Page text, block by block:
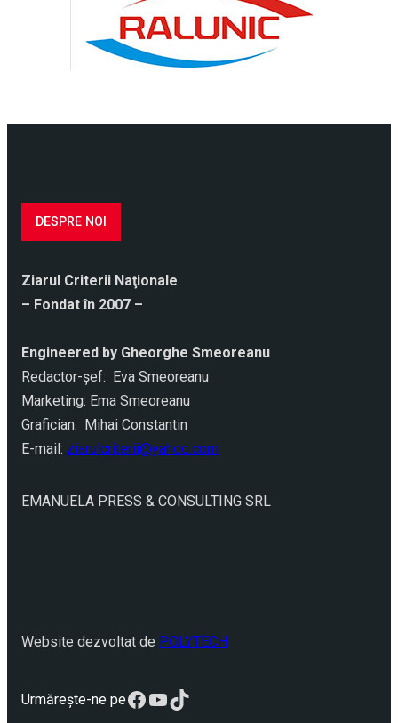
DESPRE NOI
Ziarul Criterii Naţionale
– Fondat în 2007 –
Engineered by Gheorghe Smeoreanu
Redactor-şef: Eva Smeoreanu
Marketing: Ema Smeoreanu
Grafician: Mihai Constantin
E-mail: ziarulcriterii@yahoo.com
EMANUELA PRESS & CONSULTING SRL
Website dezvoltat de POLYTECH
Urmărește-ne peFacebook
YouTube
TikTok